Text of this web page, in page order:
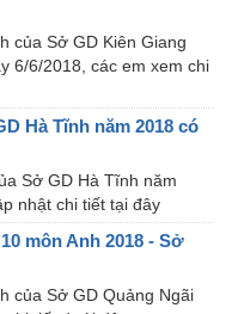
của Sở GD Kiên Giang
6/6/2018, các em xem chi
Hà Tĩnh năm 2018 có
Sở GD Hà Tĩnh năm
nhật chi tiết tại đây
môn Anh 2018 - Sở
của Sở GD Quảng Ngãi